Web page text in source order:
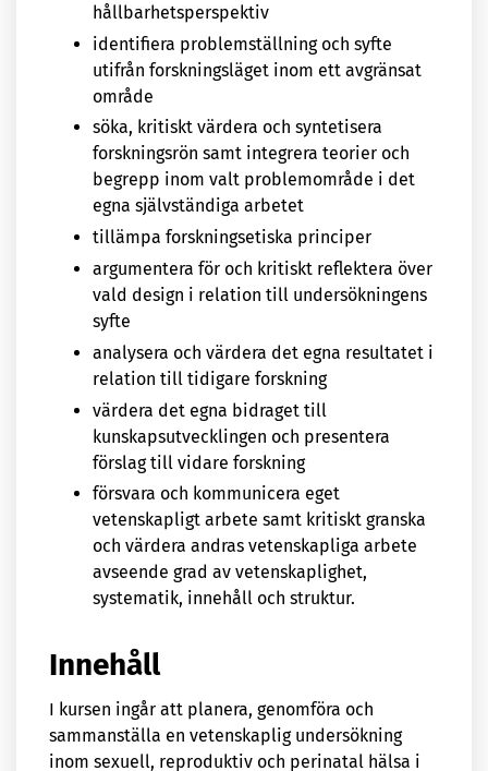
hållbarhetsperspektiv
identifiera problemställning och syfte
utifrån forskningsläget inom ett avgränsat
område
söka, kritiskt värdera och syntetisera
forskningsrön samt integrera teorier och
begrepp inom valt problemområde i det
egna självständiga arbetet
tillämpa forskningsetiska principer
argumentera för och kritiskt reflektera över
vald design i relation till undersökningens
syfte
analysera och värdera det egna resultatet i
relation till tidigare forskning
värdera det egna bidraget till
kunskapsutvecklingen och presentera
förslag till vidare forskning
försvara och kommunicera eget
vetenskapligt arbete samt kritiskt granska
och värdera andras vetenskapliga arbete
avseende grad av vetenskaplighet,
systematik, innehåll och struktur.
Innehåll
I kursen ingår att planera, genomföra och
sammanställa en vetenskaplig undersökning
inom sexuell, reproduktiv och perinatal hälsa i